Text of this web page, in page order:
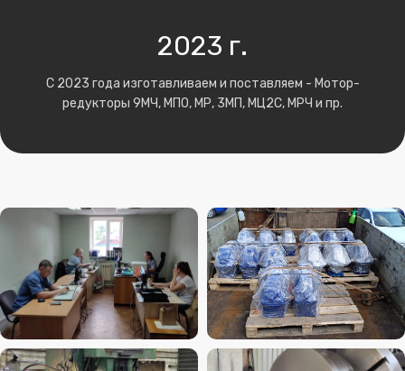
2023 г.
С 2023 года изготавливаем и поставляем - Мотор-
редукторы 9МЧ, МПО, МР, 3МП, МЦ2С, МРЧ и пр.